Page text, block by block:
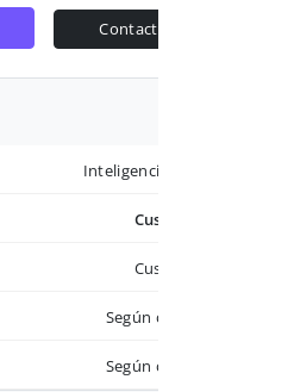
contactar ventas
Inteligencia avanzada
Custom
Custom
Según contrato
Según contrato